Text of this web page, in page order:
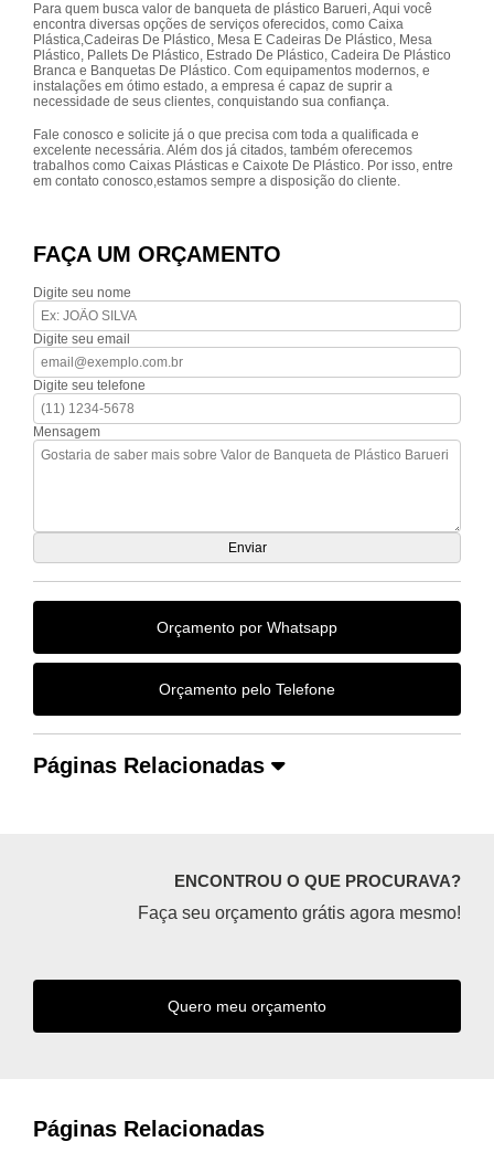
Para quem busca valor de banqueta de plástico Barueri, Aqui você
encontra diversas opções de serviços oferecidos, como Caixa
Plástica,Cadeiras De Plástico, Mesa E Cadeiras De Plástico, Mesa
Plástico, Pallets De Plástico, Estrado De Plástico, Cadeira De Plástico
Branca e Banquetas De Plástico. Com equipamentos modernos, e
instalações em ótimo estado, a empresa é capaz de suprir a
necessidade de seus clientes, conquistando sua confiança.
Fale conosco e solicite já o que precisa com toda a qualificada e
excelente necessária. Além dos já citados, também oferecemos
trabalhos como Caixas Plásticas e Caixote De Plástico. Por isso, entre
em contato conosco,estamos sempre a disposição do cliente.
FAÇA UM ORÇAMENTO
Digite seu nome
Digite seu email
Digite seu telefone
Mensagem
Orçamento por Whatsapp
Orçamento pelo Telefone
Páginas Relacionadas
ENCONTROU O QUE PROCURAVA?
Faça seu orçamento grátis agora mesmo!
Quero meu orçamento
Páginas Relacionadas